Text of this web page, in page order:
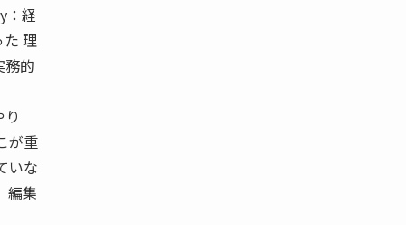
：経
た 理
的
が重
いな
編集